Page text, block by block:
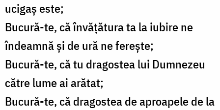
ucigaş este;
Bucură-te, că învăţătura ta la iubire ne
îndeamnă şi de ură ne fereşte;
Bucură-te, că tu dragostea lui Dumnezeu
către lume ai arătat;
Bucură-te, că dragostea de aproapele de la